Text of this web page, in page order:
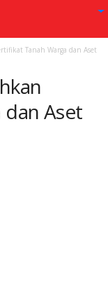
Tanah Warga dan Aset
Aset